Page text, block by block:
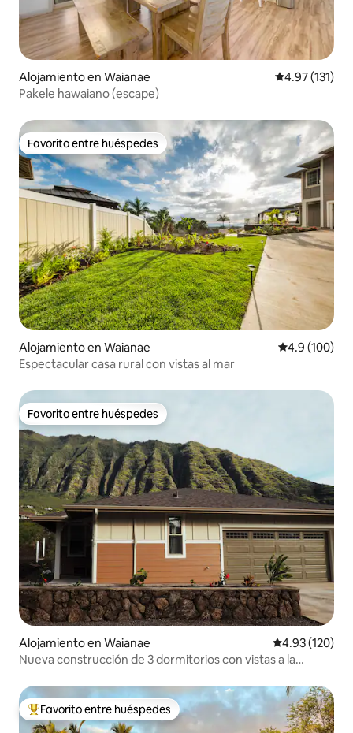
Alojamiento en Waianae Calificación
4.97 (131)
Pakele hawaiano (escape)
Favorito entre huéspedes
Favorito entre huéspedes
Alojamiento en Waianae Calificación
4.9 (100)
Espectacular casa rural con vistas al mar
Favorito entre huéspedes
Favorito entre huéspedes
Alojamiento en Waianae Calificación
4.93 (120)
Nueva construcción de 3 dormitorios con vistas a la
Favorito entre huéspedes preferido
Favorito entre huéspedes